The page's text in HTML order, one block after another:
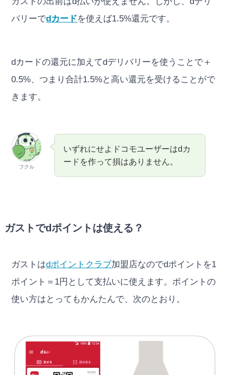
バリーでdカードを使えば1.5%還元です。
dカードの還元に加えてdデリバリーを使うことで＋
0.5%、つまり合計1.5%と高い還元を受けることがで
きます。
フクル
いずれにせよドコモユーザーはdカ
ードを作って損はありません。
ガストでdポイントは使える？
ガストはdポイントクラブ加盟店なのでdポイントを1
ポイント＝1円として支払いに使えます。ポイントの
使い方はとってもかんたんで、次のとおり。